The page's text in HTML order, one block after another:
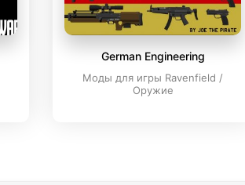
German Engineering
Моды для игры Ravenfield /
Оружие